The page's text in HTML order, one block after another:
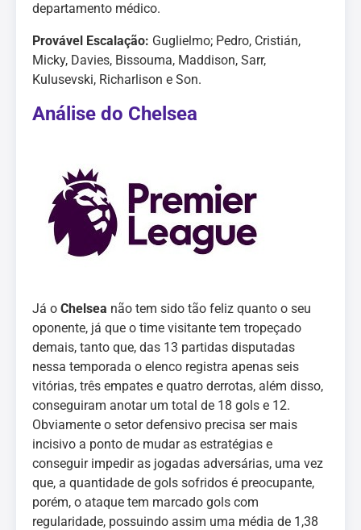
departamento médico.
Provável Escalação: Guglielmo; Pedro, Cristián,
Micky, Davies, Bissouma, Maddison, Sarr,
Kulusevski, Richarlison e Son.
Análise do Chelsea
Já o Chelsea não tem sido tão feliz quanto o seu
oponente, já que o time visitante tem tropeçado
demais, tanto que, das 13 partidas disputadas
nessa temporada o elenco registra apenas seis
vitórias, três empates e quatro derrotas, além disso,
conseguiram anotar um total de 18 gols e 12.
Obviamente o setor defensivo precisa ser mais
incisivo a ponto de mudar as estratégias e
conseguir impedir as jogadas adversárias, uma vez
que, a quantidade de gols sofridos é preocupante,
porém, o ataque tem marcado gols com
regularidade, possuindo assim uma média de 1,38